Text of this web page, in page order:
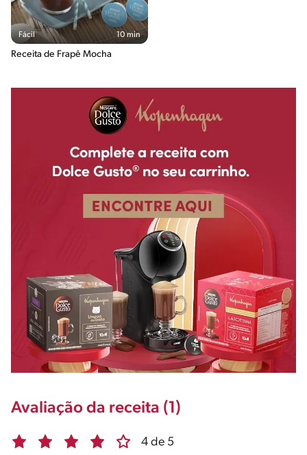
Fácil 10 min
Receita de Frapê Mocha
Avaliação da receita (1)
4 de 5